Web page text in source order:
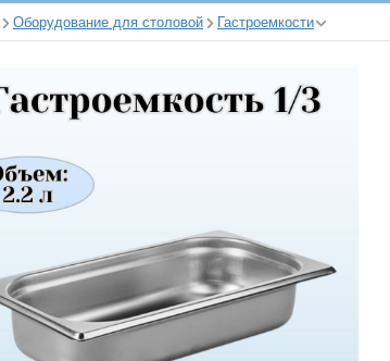
Оборудование для столовой Гастроемкости